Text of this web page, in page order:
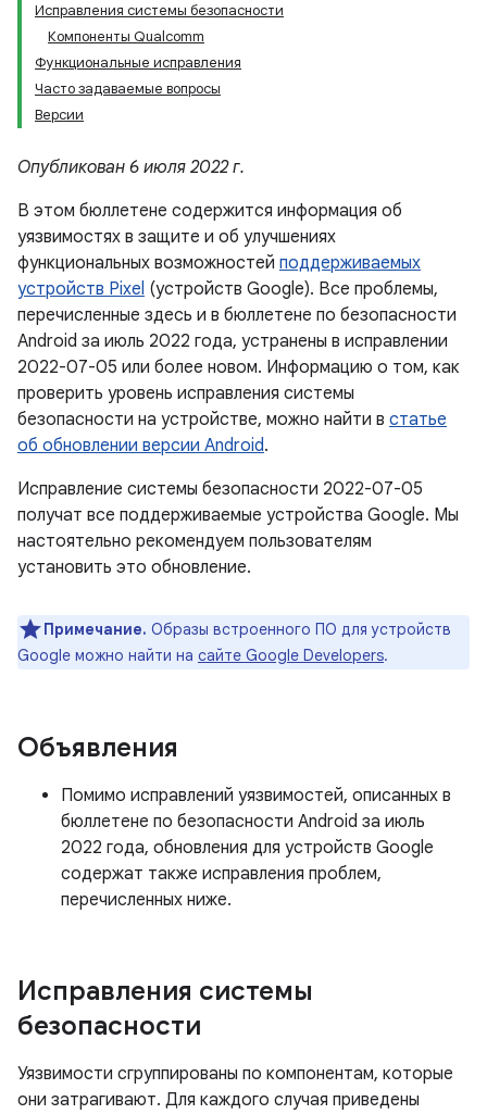
Исправления системы безопасности
Компоненты Qualcomm
Функциональные исправления
Часто задаваемые вопросы
Версии
Опубликован 6 июля 2022 г.
В этом бюллетене содержится информация об
уязвимостях в защите и об улучшениях
функциональных возможностей поддерживаемых
устройств Pixel (устройств Google). Все проблемы,
перечисленные здесь и в бюллетене по безопасности
Android за июль 2022 года, устранены в исправлении
2022-07-05 или более новом. Информацию о том, как
проверить уровень исправления системы
безопасности на устройстве, можно найти в статье
об обновлении версии Android.
Исправление системы безопасности 2022-07-05
получат все поддерживаемые устройства Google. Мы
настоятельно рекомендуем пользователям
установить это обновление.
Примечание. Образы встроенного ПО для устройств
Google можно найти на сайте Google Developers.
Объявления
Помимо исправлений уязвимостей, описанных в
бюллетене по безопасности Android за июль
2022 года, обновления для устройств Google
содержат также исправления проблем,
перечисленных ниже.
Исправления системы
безопасности
Уязвимости сгруппированы по компонентам, которые
они затрагивают. Для каждого случая приведены